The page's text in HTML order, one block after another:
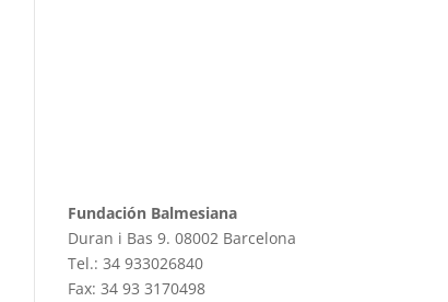
Fundación Balmesiana
Duran i Bas 9. 08002 Barcelona
Tel.: 34 933026840
Fax: 34 93 3170498